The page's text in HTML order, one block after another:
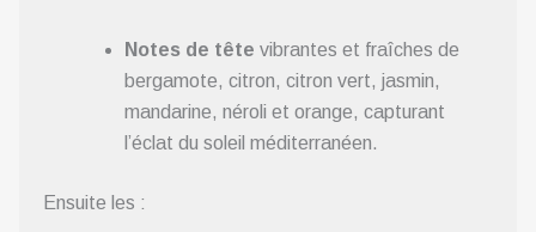
Notes de tête vibrantes et fraîches de
bergamote, citron, citron vert, jasmin,
mandarine, néroli et orange, capturant
l’éclat du soleil méditerranéen.
Ensuite les :